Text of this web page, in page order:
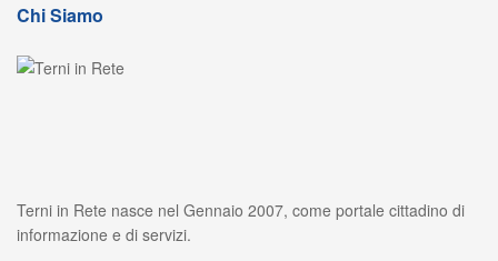
Chi Siamo
Terni in Rete nasce nel Gennaio 2007, come portale cittadino di
informazione e di servizi.